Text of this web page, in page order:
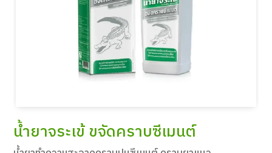
น้ำยาจระเข้ ขจัดคราบซีเมนต์